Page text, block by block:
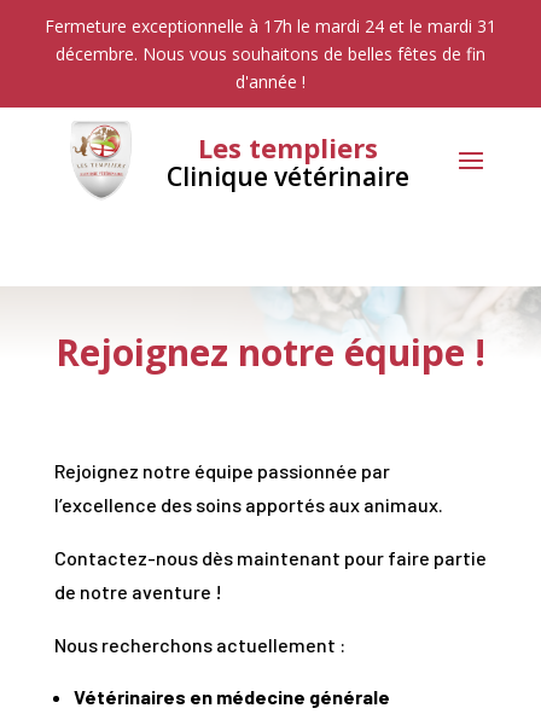
Fermeture exceptionnelle à 17h le mardi 24 et le mardi 31
décembre. Nous vous souhaitons de belles fêtes de fin
d'année !
Les templiers
Clinique vétérinaire
Rejoignez notre équipe !
Rejoignez notre équipe passionnée par
l’excellence des soins apportés aux animaux.
Contactez-nous dès maintenant pour faire partie
de notre aventure !
Nous recherchons actuellement :
Vétérinaires en médecine générale